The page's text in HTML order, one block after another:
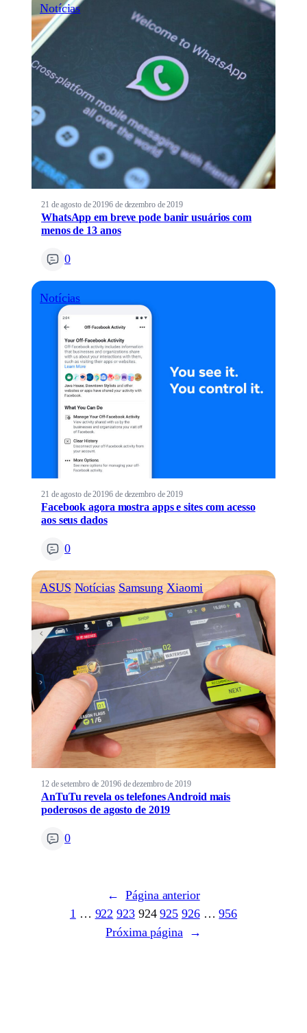
Notícias
21 de agosto de 20196 de dezembro de 2019
WhatsApp em breve pode banir usuários com
menos de 13 anos
0
Notícias
21 de agosto de 20196 de dezembro de 2019
Facebook agora mostra apps e sites com acesso
aos seus dados
0
ASUS Notícias Samsung Xiaomi
12 de setembro de 20196 de dezembro de 2019
AnTuTu revela os telefones Android mais
poderosos de agosto de 2019
0
←
Página anterior
1 … 922 923 924 925 926 … 956
Próxima página
→